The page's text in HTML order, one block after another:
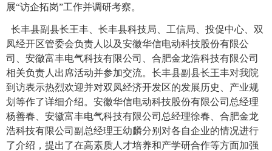
展“访企拓岗”工作并调研考察。
长丰县副县长王丰、长丰县科技局、工信局、投促中心、双
凤经开区管委会负责人 以及安徽华信电动科技股份有限公
司、安徽富丰电气科技有限公司、合肥金龙浩科技有限公司
相关负责人出席活动并参加交流。 长丰县副县长王丰对我院
到访表示热烈欢迎并对双凤经济开发区的发展历史、产业规
划等作了详细介绍。安徽华信电动科技股份有限公司总经理
杨善春、安徽富丰电气科技有限公司总经理徐春、合肥金龙
浩科技有限公司副总经理王幼麟分别对各自企业的情况进行
了介绍，提出了在高素质人才培养和产学研合作等方面加强